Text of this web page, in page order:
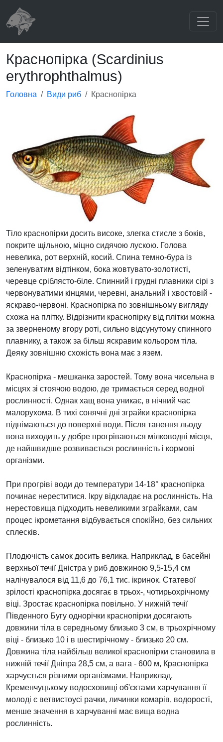
Краснопірка (Scardinius
erythrophthalmus)
Головна Види риб Краснопірка
Тіло краснопірки досить високе, злегка стисле з боків,
покрите щільною, міцно сидячою лускою. Голова
невелика, рот верхній, косий. Спина темно-бура із
зеленуватим відтінком, бока жовтувато-золотисті,
черевце сріблясто-біле. Спинний і грудні плавники сірі з
червонуватими кінцями, черевні, анальний і хвостовій -
яскраво-червоні. Краснопірка по зовнішньому вигляду
схожа на плітку. Відрізнити краснопірку від плітки можна
за зверненому вгору роті, сильно відсунутому спинного
плавнику, а також за більш яскравим кольором тіла.
Деяку зовнішню схожість вона має з язем.
Краснопірка - мешканка заростей. Тому вона чисельна в
місцях зі стоячою водою, де тримається серед водної
рослинності. Однак хащ вона уникає, в нічний час
малорухома. В тихі сонячні дні зграйки краснопірка
піднімаються до поверхні води. Після танення льоду
вона виходить у добре прогріваються мілководні місця,
де найшвидше розвивається рослинність і кормові
організми.
При прогріві води до температури 14-18° краснопірка
починає нереститися. Ікру відкладає на рослинність. На
нерестовища підходить невеликими зграйками, сам
процес ікрометання відбувається спокійно, без сильних
сплесків.
Плодючість самок досить велика. Наприклад, в басейні
верхньої течії Дністра у риб довжиною 9,5-15,4 см
налічувалося від 11,6 до 76,1 тис. ікринок. Статевої
зрілості краснопірка досягає в трьох-, чотирьохрічному
віці. Зростає краснопірка повільно. У нижній течії
Південного Бугу однорічки краснопірки досягають
довжини тіла в середньому близько 3 см, в трьохрічному
віці - близько 10 і в шестирічному - близько 20 см.
Довжина тіла найбільш великої краснопірки становила в
нижній течії Дніпра 28,5 см, а вага - 600 м, Краснопірка
харчується різними організмами. Наприклад,
Кременчуцькому водосховищі об'єктами харчування її
молоді є ветвистоусі рачки, личинки комарів, водорості,
менше значення в харчуванні має вища водна
рослинність.